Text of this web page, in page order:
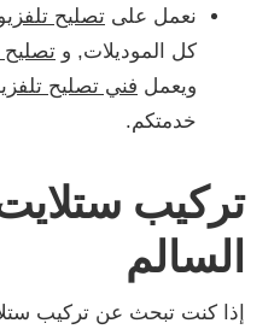
نعمل على تصليح
كل الموديلات, و
ويعمل فني تصليح
خدمتكم.
تركيب
السالم
إذا كنت تبحث عن تركيب